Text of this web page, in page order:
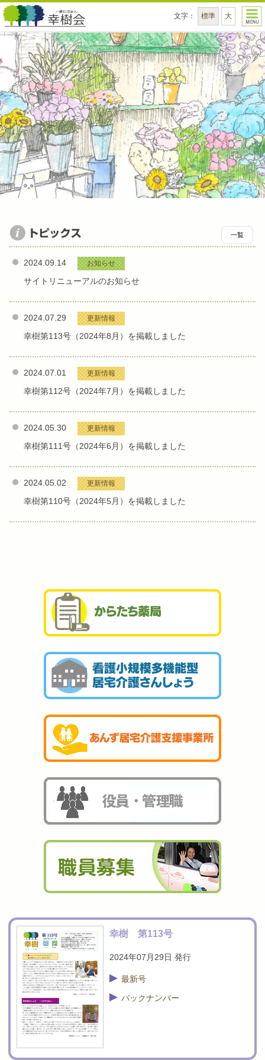
文字 ： 標準 大
2024.09.14 お知らせ
サイトリニューアルのお知らせ
2024.07.29 更新情報
幸樹第113号（2024年8月）を掲載しました
2024.07.01 更新情報
幸樹第112号（2024年7月）を掲載しました
2024.05.30 更新情報
幸樹第111号（2024年6月）を掲載しました
2024.05.02 更新情報
幸樹第110号（2024年5月）を掲載しました
一覧
幸樹 第113号
2024年07月29日 発行
最新号
バックナンバー